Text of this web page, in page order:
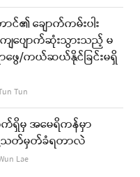
င်၏ ချောက်ကမ်းပါး
ျပျောက်ဆုံးသွားသည့် မ
ေ/ကယ်ဆယ်နိုင်ခြင်းမရှိ
Tun
ရှိမှ အမေရိကန်မှာ
သတ်မှတ်ခံရတာလဲ
Lae